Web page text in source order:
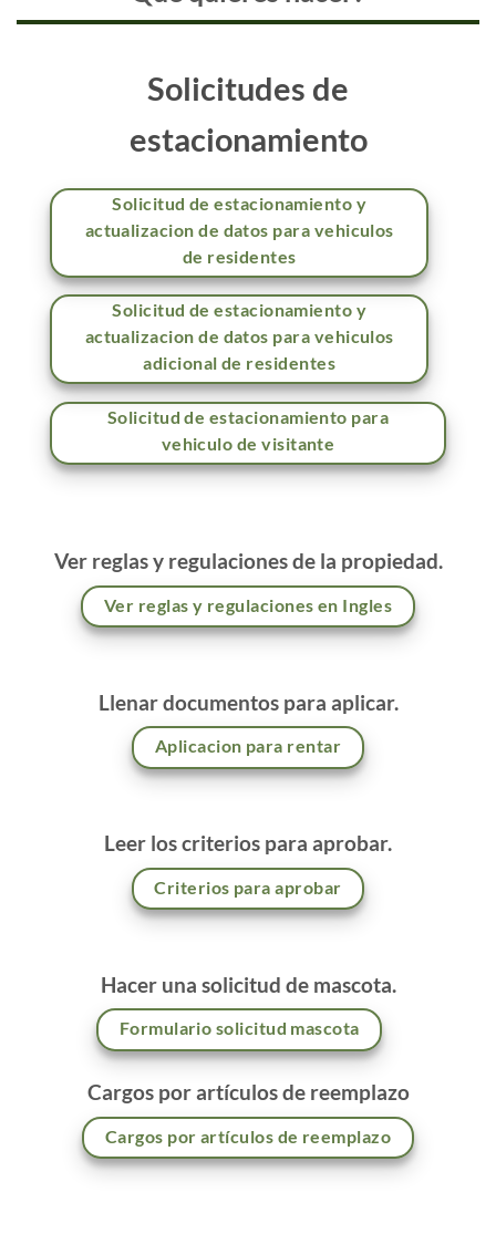
Solicitudes de
estacionamiento
Solicitud de estacionamiento y
actualizacion de datos para vehiculos
de residentes
Solicitud de estacionamiento y
actualizacion de datos para vehiculos
adicional de residentes
Solicitud de estacionamiento para
vehiculo de visitante
Ver reglas y regulaciones de la propiedad.
Ver reglas y regulaciones en Ingles
Llenar documentos para aplicar.
Aplicacion para rentar
Leer los criterios para aprobar.
Criterios para aprobar
Hacer una solicitud de mascota.
Formulario solicitud mascota
Cargos por artículos de reemplazo
Cargos por artículos de reemplazo